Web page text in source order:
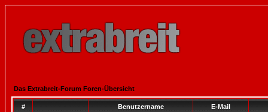
Das Extrabreit-Forum Foren-Übersicht
# Benutzername E-Mail